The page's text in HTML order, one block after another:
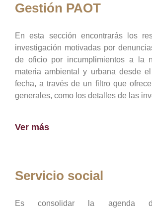
Gestión PAOT
En esta sección encontrarás los
investigación motivadas por
de oficio por incumplimientos a la
materia ambiental y urbana desde
fecha, a través de un filtro que
generales, como los detalles de las
Ver más
Servicio social
Es consolidar la agenda